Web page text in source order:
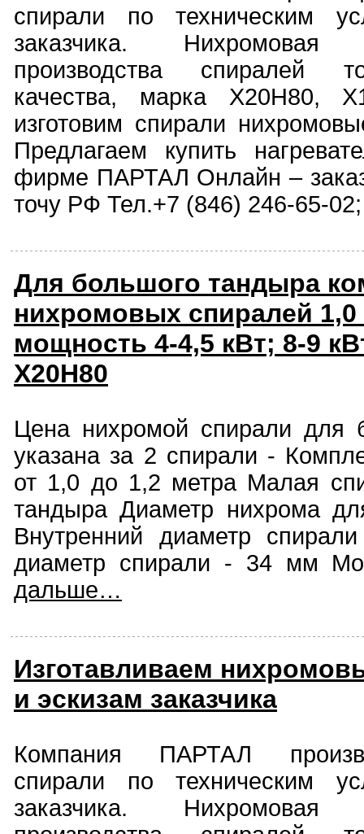
спирали по техническим
заказчика.
производства спиралей
качества, марка Х20Н80,
изготовим спирали
Предлагаем купить
фирме ПАРТАЛ Онлайн –
точу РФ Тел.+7 (846) 246-65-
Для большого тандыра
нихромовых спиралей 1,0
мощность 4-4,5 кВт; 8-9
Х20Н80
Цена нихромой спирали для
указана за 2 спирали -
от 1,0 до 1,2 метра Малая
тандыра Диаметр нихрома
Внутренний диаметр
диаметр спирали - 34 мм
дальше…
Изготавливаем
и эскизам заказчика
Компания ПАРТАЛ
спирали по техническим
заказчика.